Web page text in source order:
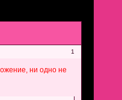
1
ни одно не